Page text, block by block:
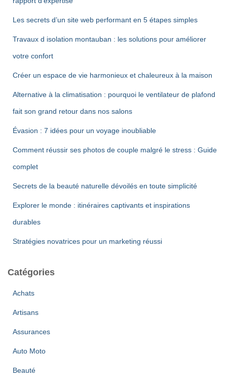
Les secrets d’un site web performant en 5 étapes simples
Travaux d isolation montauban : les solutions pour améliorer
votre confort
Créer un espace de vie harmonieux et chaleureux à la maison
Alternative à la climatisation : pourquoi le ventilateur de plafond
fait son grand retour dans nos salons
Évasion : 7 idées pour un voyage inoubliable
Comment réussir ses photos de couple malgré le stress : Guide
complet
Secrets de la beauté naturelle dévoilés en toute simplicité
Explorer le monde : itinéraires captivants et inspirations
durables
Stratégies novatrices pour un marketing réussi
Catégories
Achats
Artisans
Assurances
Auto Moto
Beauté